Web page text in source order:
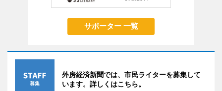
サポーター 一覧
外房経済新聞では、市民ライターを募集して
います。詳しくはこちら。